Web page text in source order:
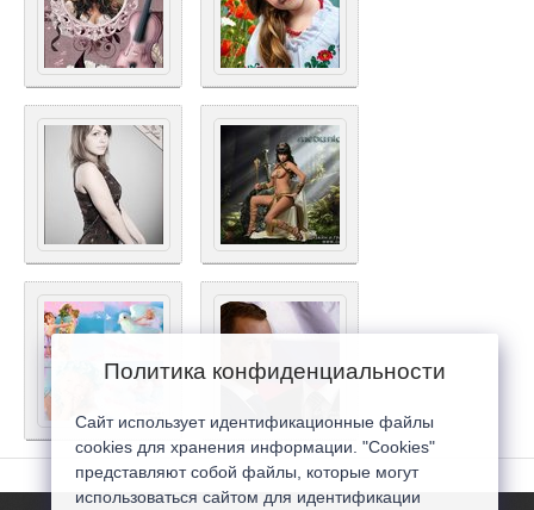
Политика конфиденциальности
Сайт использует идентификационные файлы
cookies для хранения информации. "Cookies"
представляют собой файлы, которые могут
использоваться сайтом для идентификации